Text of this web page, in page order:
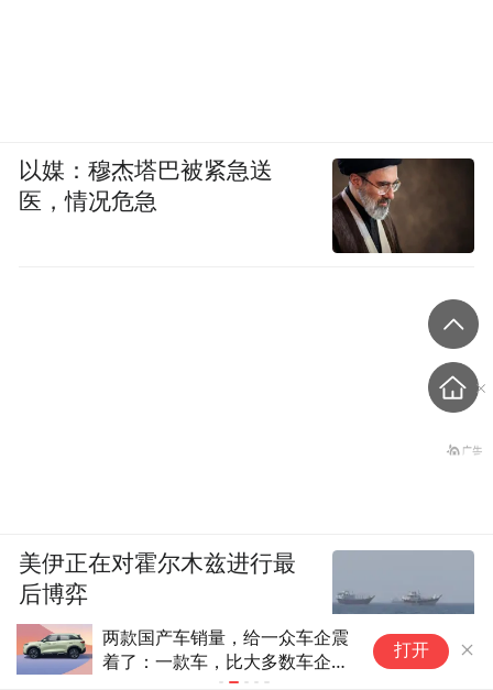
两款国产车销量，给一众车企震
着了：一款车，比大多数车企卖
打开
以媒：穆杰塔巴被紧急送
医，情况危急
美伊正在对霍尔木兹进行最
后博弈